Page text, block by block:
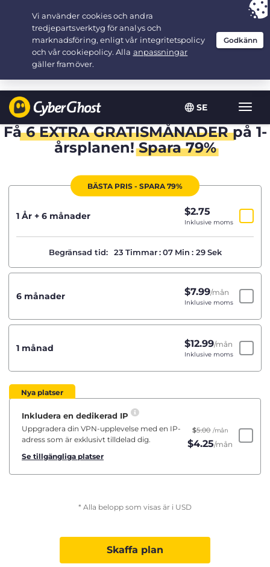
SE
Växla
Your choice: The Best Dealfor 1.5-years at $
Få6 EXTRA GRATISMÅNADERpå 1-
årsplanen!Spara 79%
BÄSTA PRIS - SPARA 79%
1 År + 6 månader $2.75
Inklusive moms
Begränsad tid: 23 Timmar : 07 Min : 29 Sek
6 månader $7.99/mån
Inklusive moms
1 månad $12.99/mån
Inklusive moms
Nya platser
Inkludera en dedikerad IP
Uppgradera din VPN-upplevelse med en IP-
adress som är exklusivt tilldelad dig.
Se tillgängliga platser
$5.00 /mån
$4.25/mån
* Alla belopp som visas är i USD
Skaffa plan